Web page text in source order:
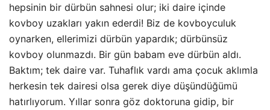
hepsinin bir dürbün sahnesi olur; iki daire içinde
kovboy uzakları yakın ederdi! Biz de kovboyculuk
oynarken, ellerimizi dürbün yapardık; dürbünsüz
kovboy olunmazdı. Bir gün babam eve dürbün aldı.
Baktım; tek daire var. Tuhaflık vardı ama çocuk aklımla
herkesin tek dairesi olsa gerek diye düşündüğümü
hatırlıyorum. Yıllar sonra göz doktoruna gidip, bir